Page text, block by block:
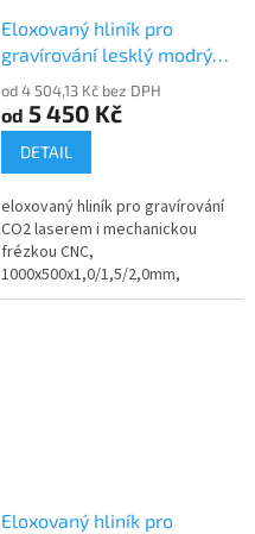
Eloxovaný hliník pro
gravírování lesklý modrý
30210-30
od 4 504,13 Kč bez DPH
od 5 450 Kč
DETAIL
eloxovaný hliník pro gravírování
CO2 laserem i mechanickou
frézkou CNC,
1000x500x1,0/1,5/2,0mm,
povrch lesklý, modrý
Eloxovaný hliník pro